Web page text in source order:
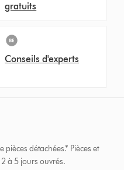
gratuits
Conseils d'experts
pièces détachées.* Pièces et
à 5 jours ouvrés.